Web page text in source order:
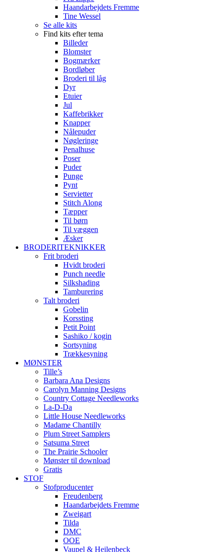
Haandarbejdets Fremme
Tine Wessel
Se alle kits
Find kits efter tema
Billeder
Blomster
Bogmærker
Bordløber
Broderi til låg
Dyr
Etuier
Jul
Kaffebrikker
Knapper
Nålepuder
Nøgleringe
Penalhuse
Poser
Puder
Punge
Pynt
Servietter
Stitch Along
Tæpper
Til børn
Til væggen
Æsker
BRODERITEKNIKKER
Frit broderi
Hvidt broderi
Punch needle
Silkshading
Tamburering
Talt broderi
Gobelin
Korssting
Petit Point
Sashiko / kogin
Sortsyning
Trækkesyning
MØNSTER
Tille’s
Barbara Ana Designs
Carolyn Manning Designs
Country Cottage Needleworks
La-D-Da
Little House Needleworks
Madame Chantilly
Plum Street Samplers
Satsuma Street
The Prairie Schooler
Mønster til download
Gratis
STOF
Stofproducenter
Freudenberg
Haandarbejdets Fremme
Zweigart
Tilda
DMC
OOE
Vaupel & Heilenbeck